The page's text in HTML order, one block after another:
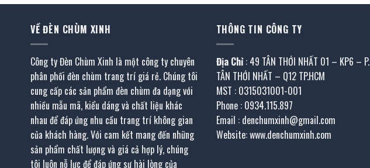
VỀ ĐÈN CHÙM XINH
Công ty Đèn Chùm Xinh là một công ty chuyên
phân phối đèn chùm trang trí giá rẻ. Chúng tôi
cung cấp các sản phẩm đèn chùm đa dạng với
nhiều mẫu mã, kiểu dáng và chất liệu khác
nhau để đáp ứng nhu cầu trang trí không gian
của khách hàng. Với cam kết mang đến những
sản phẩm chất lượng và giá cả hợp lý, chúng
tôi luôn nỗ lực để đáp ứng sự hài lòng của
THÔNG TIN CÔNG TY
Địa Chỉ : 49 TÂN THỚI NHẤT 01 – KP6 – P.
TÂN THỚI NHẤT – Q12 TP.HCM
MST : 0315031001-001
Phone : 0934.115.897
Email : denchumxinh@gmail.com
Website: www.denchumxinh.com